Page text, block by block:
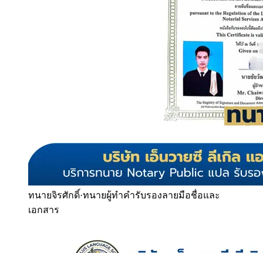
ทนายจิรศักดิ์·ทนายผู้ทำคำรับรองลายมือชื่อและ
เอกสาร